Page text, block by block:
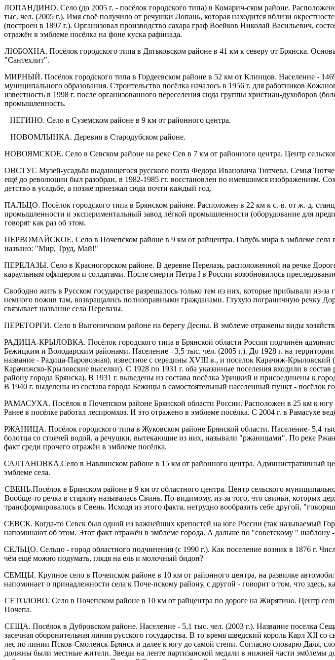
ЛОПАНДИНО. Село (до 2005 г. - посёлок городского типа) в Комарич-ском районе.
тыс. чел. (2005 г.). Имя своё получило от речушки Лопань, которая находится вблизи
(построен в 1897 г.). Организовал производство сахара граф Воей­ков Николай Васильевич,
отражён в эмблеме посёлка на фоне куска рафинада.
ЛЮБОХНА. Посёлок городского типа в Дятьковском районе в 41 км к северу от Брянска.
"Сантехлит".
МИРНЫЙ. Посёлок городского типа в Гордеевском районе в 52 км от Клинцов. Население -
муниципального образования. Строительство посёлка началось в 1956 г. для работников
известность в 1998 г. после организованного переселения сюда группы христиан-духоборов
промышленность.
НЕГИНО. Село в Суземском районе в 9 км от районного центра.
НОВОМЛЫНКА. Деревня в Стародубском районе.
НОВОЯМСКОЕ. Село в Севском районе на реке Сев в 7 км от районного центра. Центр
ОВСТУГ. Музей-усадьба выдающегося русского поэта Федора Ивановича Тютчева. Семья
ещё до революции был разобран, в 1982-1985 гг. восстановлен по имевшимся изображениям.
детство в усадьбе, а позже приезжал сюда почти каждый год.
ПАЛЬЦО. Посёлок городского типа в Брянском районе. Расположен в 22 км к с.-в. от ж.-д.
промышленности и эксперимен­тальный завод лёгкой промышленности (оборудование для
говорят как раз об этом.
ПЕРВОМАЙСКОЕ. Село в Почепском районе в 9 км от райцентра. Голубь мира в эмблеме села
названо: "Мир, Труд, Май!"
ПЕРЕЛАЗЫ. Село в Красногорском районе. В деревне Перелазь, распо­ложенной на речке
караульным офицером и солдатами. После смерти Петра I в России возобновилось
Свободно жить в Русском государстве разрешалось только тем из них, кото­рые прибывали из-
немного пожив там, возвращались полноправными гражданами. Глухую пограничную речку
связывает название села Перелазы.
ПЕРЕТОРГИ. Село в Выгоничском районе на берегу Десны. В эмблеме отражены виды
РАДИЦА-КРЫЛОВКА. Посёлок городского типа в Брянской области России подчинён
Бежицким и Володарским районами. Население - 3,5 тыс. чел. (2005 г.). До 1928 г. на
название - Радица-Паровозная), известное с середины XVIII в., и поселок Карачиж-
Карачижско-Крыловские выселки). С 1928 по 1931 г. оба указанные поселения входили в
району города Брянс­ка). В 1931 г. выведены из состава посёлка Урицкий и присоединены к
В 1940 г. выделены из состава города Бежицы в самостоятельный населенный пункт -
РАМАСУХА. Посёлок в Почепском районе Брянской области России. Рас­положен в 25 км к югу
Ранее в посёлке работал леспромхоз. И это отражено в эмблеме посёлка. С 2004 г. в Рамасухе
РЖАНИЦА. Посёлок городского типа в Жуковском районе Брянской области. Население- 5,4
болотца со стоячей водой, а речушки, вытекающие из них, называли "ржаницами". По реке
факт среди прочего отражён в эмблеме посёлка.
САЛТАНОВКА.Село в Навлинском районе в 15 км от районного центра. Административный
эмблеме села.
СВЕНЬ.Посёлок в Брянском районе в 9 км от областного центра. Центр сельского
Вообще-то речка в старину назы­валась Свинь. По-видимому, из-за того, что свиньи, которых
трансформировалось в Свень. Исходя из этого факта, нетрудно вообразить себе другой,
СЕВСК. Когда-то Севск был одной из важнейших крепостей на юге России (так называемый
напоминают об этом. Этот факт отражён в эмб­леме города. А дальше по "советскому " шаблону
СЕЛЬЦО. Сельцо - город областного подчинения (с 1990 г.). Как поселе­ние возник в 1876 г.
чём ещё можно подумать, глядя на ель и молочный бидон?
СЕМЦЫ. Крупное село в Почепском районе в 10 км от районного центра, на развилке
напоминает о принадлежности села к Поче-пскому району, с другой - говорит о том, что
СЕТОЛОВО. Село в Почепском районе в 10 км от райцентра по дороге на Жирятино. Центр
Почепа.
СЕЩА. Посёлок в Дубровском районе. Население - 5,1 тыс. чел. (2003 г.). Название поселка
засечная оборонительная линия рус­ского государства. В то время шведский король Карл XII со
лес по линии Псков-Смоленск-Брянск и далее к югу до самой степи. Согласно словарю Даля,
должны были местные жите­ли. Звезда на ленте партизанской медали в нижней части